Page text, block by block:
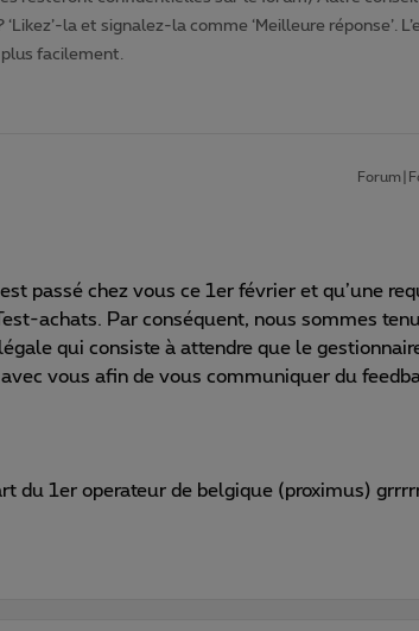
la et signalez-la comme ‘Meilleure réponse’.
facilement.
passé chez vous ce 1er février et qu’une
achats. Par conséquent, nous sommes
qui consiste à attendre que le
vous afin de vous communiquer du
du 1er operateur de belgique (proximus)